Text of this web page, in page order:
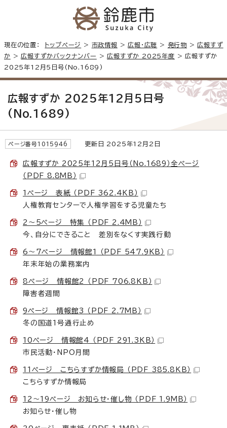
現在の位置： トップページ > 市政情報 >広報・広聴 > 発行物 >広報すず
か >広報すずかバックナンバー >広報すずか 2025年度 > 広報すずか
2025年12月5日号(No.1689)
広報すずか 2025年12月5日号
(No.1689)
ページ番号1015946 更新日 2025年12月2日
広報すずか 2025年12月5日号（No.1689）全ページ
（PDF 8.8MB）
1ページ 表紙 （PDF 362.4KB）
人権教育センターで人権学習をする児童たち
2～5ページ 特集 （PDF 2.4MB）
今、自分にできること 差別をなくす実践行動
6～7ページ 情報館1 （PDF 547.9KB）
年末年始の業務案内
8ページ 情報館2 （PDF 706.8KB）
障害者週間
9ページ 情報館3 （PDF 2.7MB）
冬の国道1号通行止め
10ページ 情報館4 （PDF 291.3KB）
市民活動・NPO月間
11ページ こちらすずか情報局 （PDF 385.8KB）
こちらすずか情報局
12～19ページ お知らせ・催し物 （PDF 1.9MB）
お知らせ・催し物